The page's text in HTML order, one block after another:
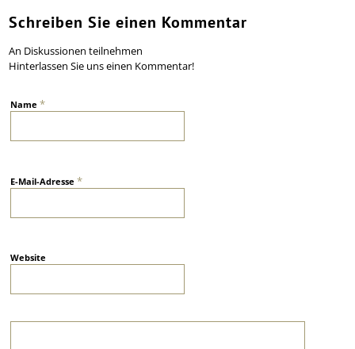
Schreiben Sie einen Kommentar
An Diskussionen teilnehmen
Hinterlassen Sie uns einen Kommentar!
Name*
E-Mail-Adresse*
Website